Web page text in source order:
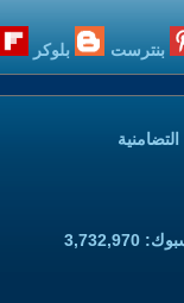
بنترست بلوكر